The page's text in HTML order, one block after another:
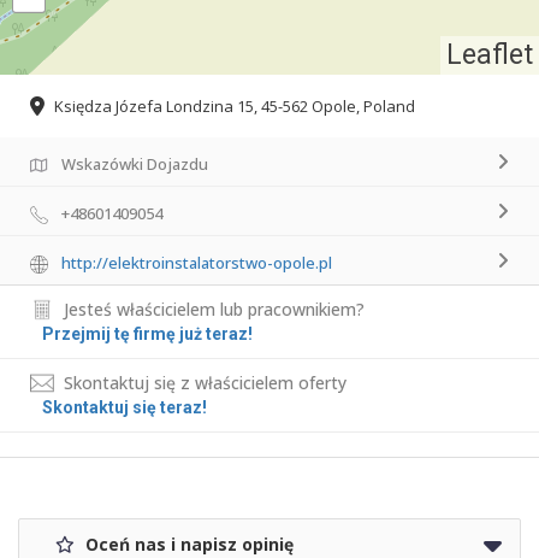
Leaflet
Księdza Józefa Londzina 15, 45-562 Opole, Poland
Wskazówki Dojazdu
+48601409054
http://elektroinstalatorstwo-opole.pl
Jesteś właścicielem lub pracownikiem?
Przejmij tę firmę już teraz!
Skontaktuj się z właścicielem oferty
Skontaktuj się teraz!
Oceń nas i napisz opinię